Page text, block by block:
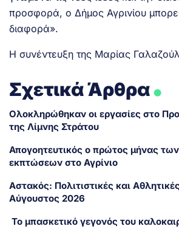
προσφορά, ο Δήμος Αγρινίου
διαφορά».
Η συνέντευξη της Μαρίας
Σχετικά Άρθρα.
Ολοκληρώθηκαν οι εργασίες στο
της Λίμνης Στράτου
Απογοητευτικός ο πρώτος μήνας
εκπτώσεων στο Αγρίνιο
Αστακός: Πολιτιστικές και
Αύγουστος 2026
Το μπασκετικό γεγονός του